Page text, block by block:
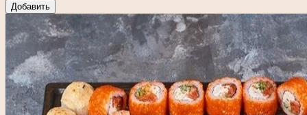
Добавить